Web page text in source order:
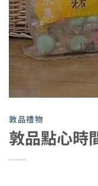
敦品禮物
敦品點心時